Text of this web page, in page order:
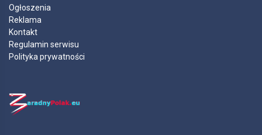
Ogłoszenia
Reklama
Kontakt
Regulamin serwisu
Polityka prywatności